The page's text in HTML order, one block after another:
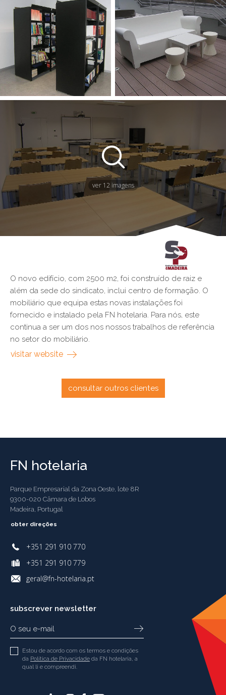
ver 12 imagens
O novo edifício, com 2500 m2, foi construído de raiz e
além da sede do sindicato, inclui centro de formação. O
mobiliário que equipa estas novas instalações foi
fornecido e instalado pela FN hotelaria. Para nós, este
continua a ser um dos nos nossos trabalhos de referência
no setor do mobiliário.
visitar website
consultar outros clientes
FN hotelaria
Parque Empresarial da Zona Oeste, lote 8R
9300-020 Câmara de Lobos
Madeira, Portugal
obter direções
+351 291 910 770
+351 291 910 779
geral@fn-hotelaria.pt
subscrever newsletter
Estou de acordo com os termos e condições
da Política de Privacidade da FN hotelaria, a
qual li e compreendi.